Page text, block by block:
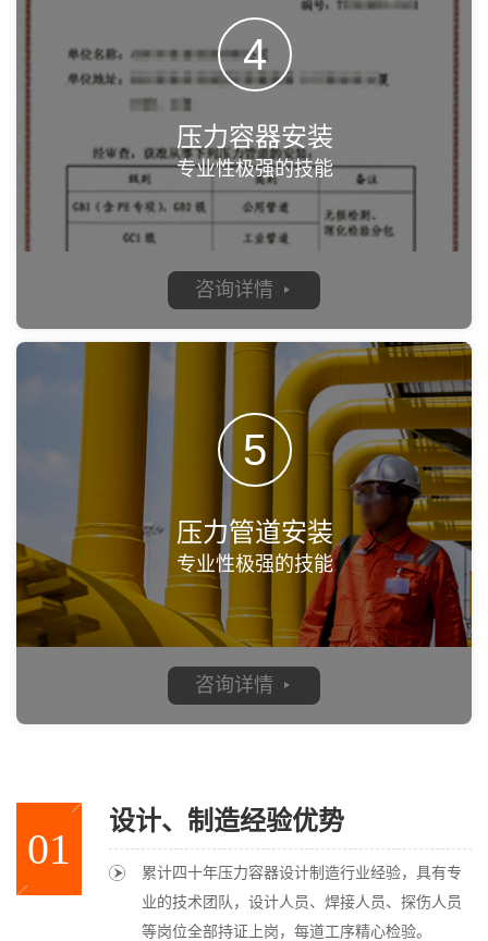
4
压力容器安装
专业性极强的技能
咨询详情
5
压力管道安装
专业性极强的技能
咨询详情
01
设计、制造经验优势
累计四十年压力容器设计制造行业经验，具有专
业的技术团队，设计人员、焊接人员、探伤人员
等岗位全部持证上岗，每道工序精心检验。